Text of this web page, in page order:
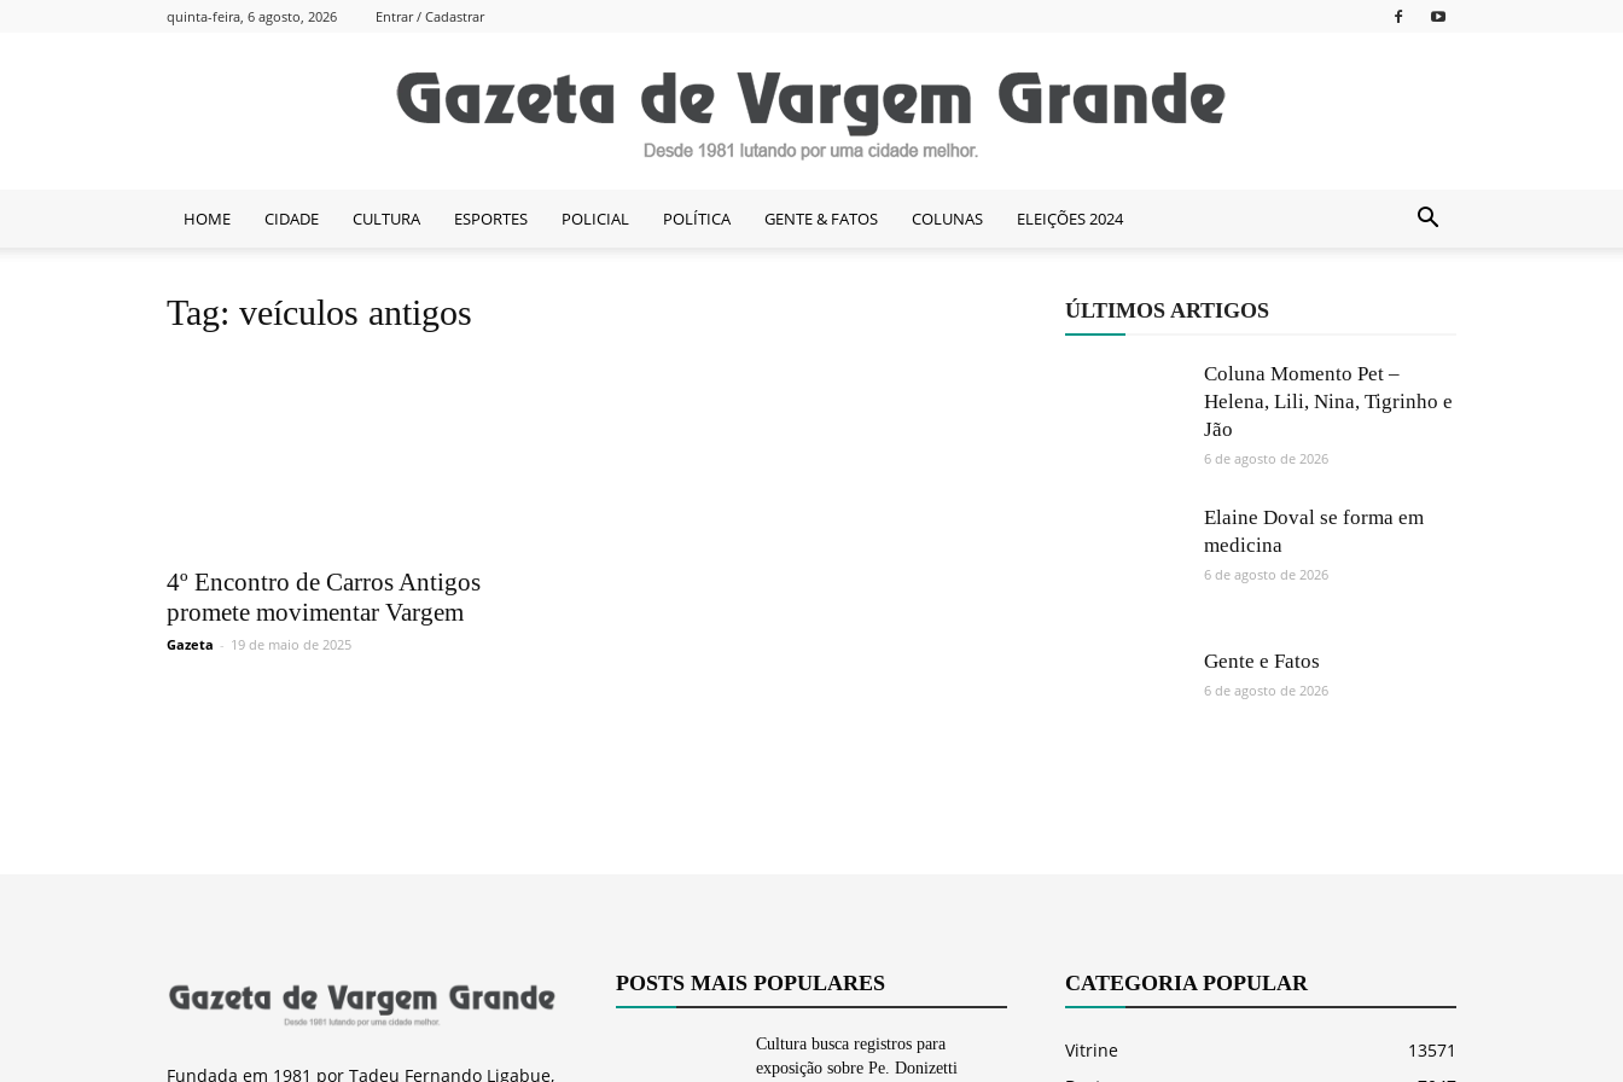
quinta-feira, 6 agosto, 2026 Entrar / Cadastrar
HOME CIDADE CULTURA ESPORTES POLICIAL POLÍTICA GENTE & FATOS COLUNAS ELEIÇÕES 2024
Tag: veículos antigos
4º Encontro de Carros Antigos
promete movimentar Vargem
Gazeta - 19 de maio de 2025
ÚLTIMOS ARTIGOS
Coluna Momento Pet –
Helena, Lili, Nina, Tigrinho e
Jão
6 de agosto de 2026
Elaine Doval se forma em
medicina
6 de agosto de 2026
Gente e Fatos
6 de agosto de 2026
Fundada em 1981 por Tadeu Fernando Ligabue,
POSTS MAIS POPULARES
Cultura busca registros para
exposição sobre Pe. Donizetti
CATEGORIA POPULAR
Vitrine
13571